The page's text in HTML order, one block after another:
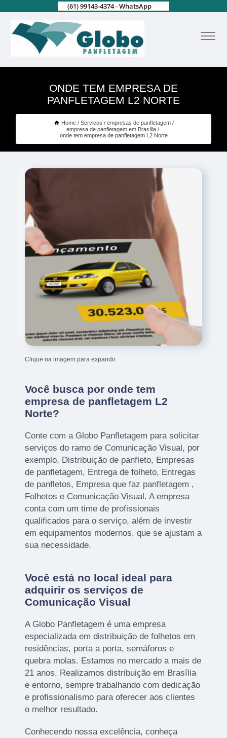
(61) 99143-4374 - WhatsApp
ONDE TEM EMPRESA DE
PANFLETAGEM L2 NORTE
Home Serviços
empresas de panfletagem
empresa de panfletagem em Brasília
onde tem empresa de panfletagem L2 Norte
Clique na imagem para expandir
Você busca por onde tem
empresa de panfletagem L2
Norte?
Conte com a Globo Panfletagem para solicitar
serviços do ramo de Comunicação Visual, por
exemplo, Distribuição de panfleto, Empresas
de panfletagem, Entrega de folheto, Entregas
de panfletos, Empresa que faz panfletagem ,
Folhetos e Comunicação Visual. A empresa
conta com um time de profissionais
qualificados para o serviço, além de investir
em equipamentos modernos, que se ajustam a
sua necessidade.
Você está no local ideal para
adquirir os serviços de
Comunicação Visual
A Globo Panfletagem é uma empresa
especializada em distribuição de folhetos em
residências, porta a porta, semáforos e
quebra molas. Estamos no mercado a mais de
21 anos. Realizamos distribuição em Brasília
e entorno, sempre trabalhando com dedicação
e profissionalismo para oferecer aos clientes
o melhor resultado.
Conhecendo nossa excelência, conheça